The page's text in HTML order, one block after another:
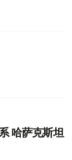
哈萨克斯坦